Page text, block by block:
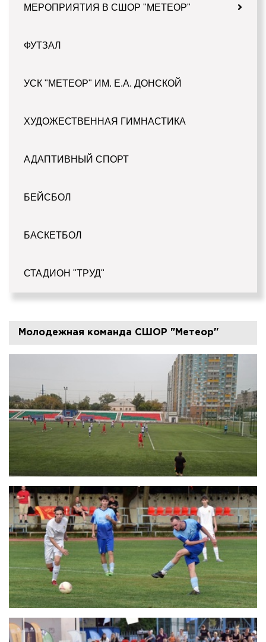
МЕРОПРИЯТИЯ В СШОР "МЕТЕОР"
ФУТЗАЛ
УСК "МЕТЕОР" ИМ. Е.А. ДОНСКОЙ
ХУДОЖЕСТВЕННАЯ ГИМНАСТИКА
АДАПТИВНЫЙ СПОРТ
БЕЙСБОЛ
БАСКЕТБОЛ
СТАДИОН "ТРУД"
Молодежная команда СШОР "Метеор"